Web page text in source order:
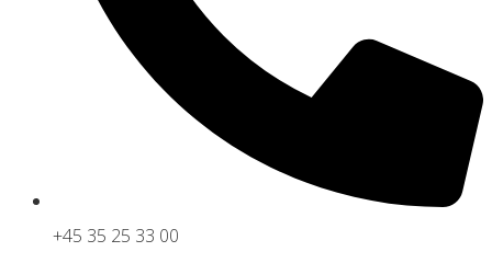
+45 35 25 33 00
Ja tak, jeg vil gerne modtage nyheder med
gode råd til ledelse og medarbejderudvikling.